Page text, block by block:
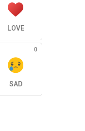
LOVE
0
SAD